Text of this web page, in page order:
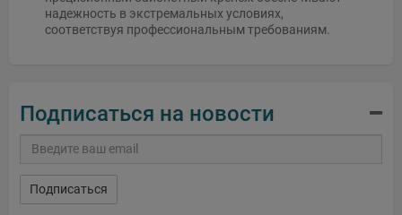
надежность в экстремальных условиях,
соответствуя профессиональным требованиям.
Подписаться на новости
Подписаться